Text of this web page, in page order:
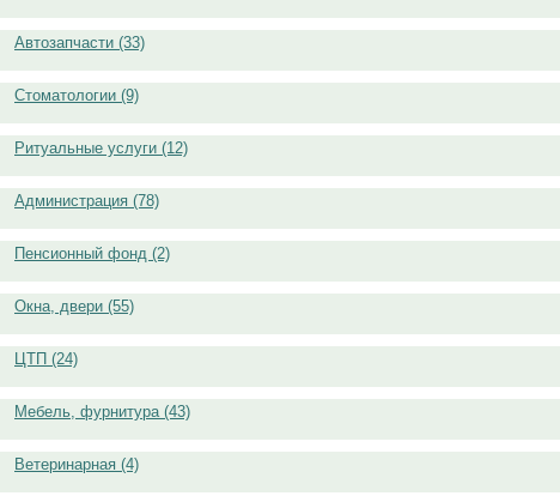
Автозапчасти (33)
Стоматологии (9)
Ритуальные услуги (12)
Администрация (78)
Пенсионный фонд (2)
Окна, двери (55)
ЦТП (24)
Мебель, фурнитура (43)
Ветеринарная (4)